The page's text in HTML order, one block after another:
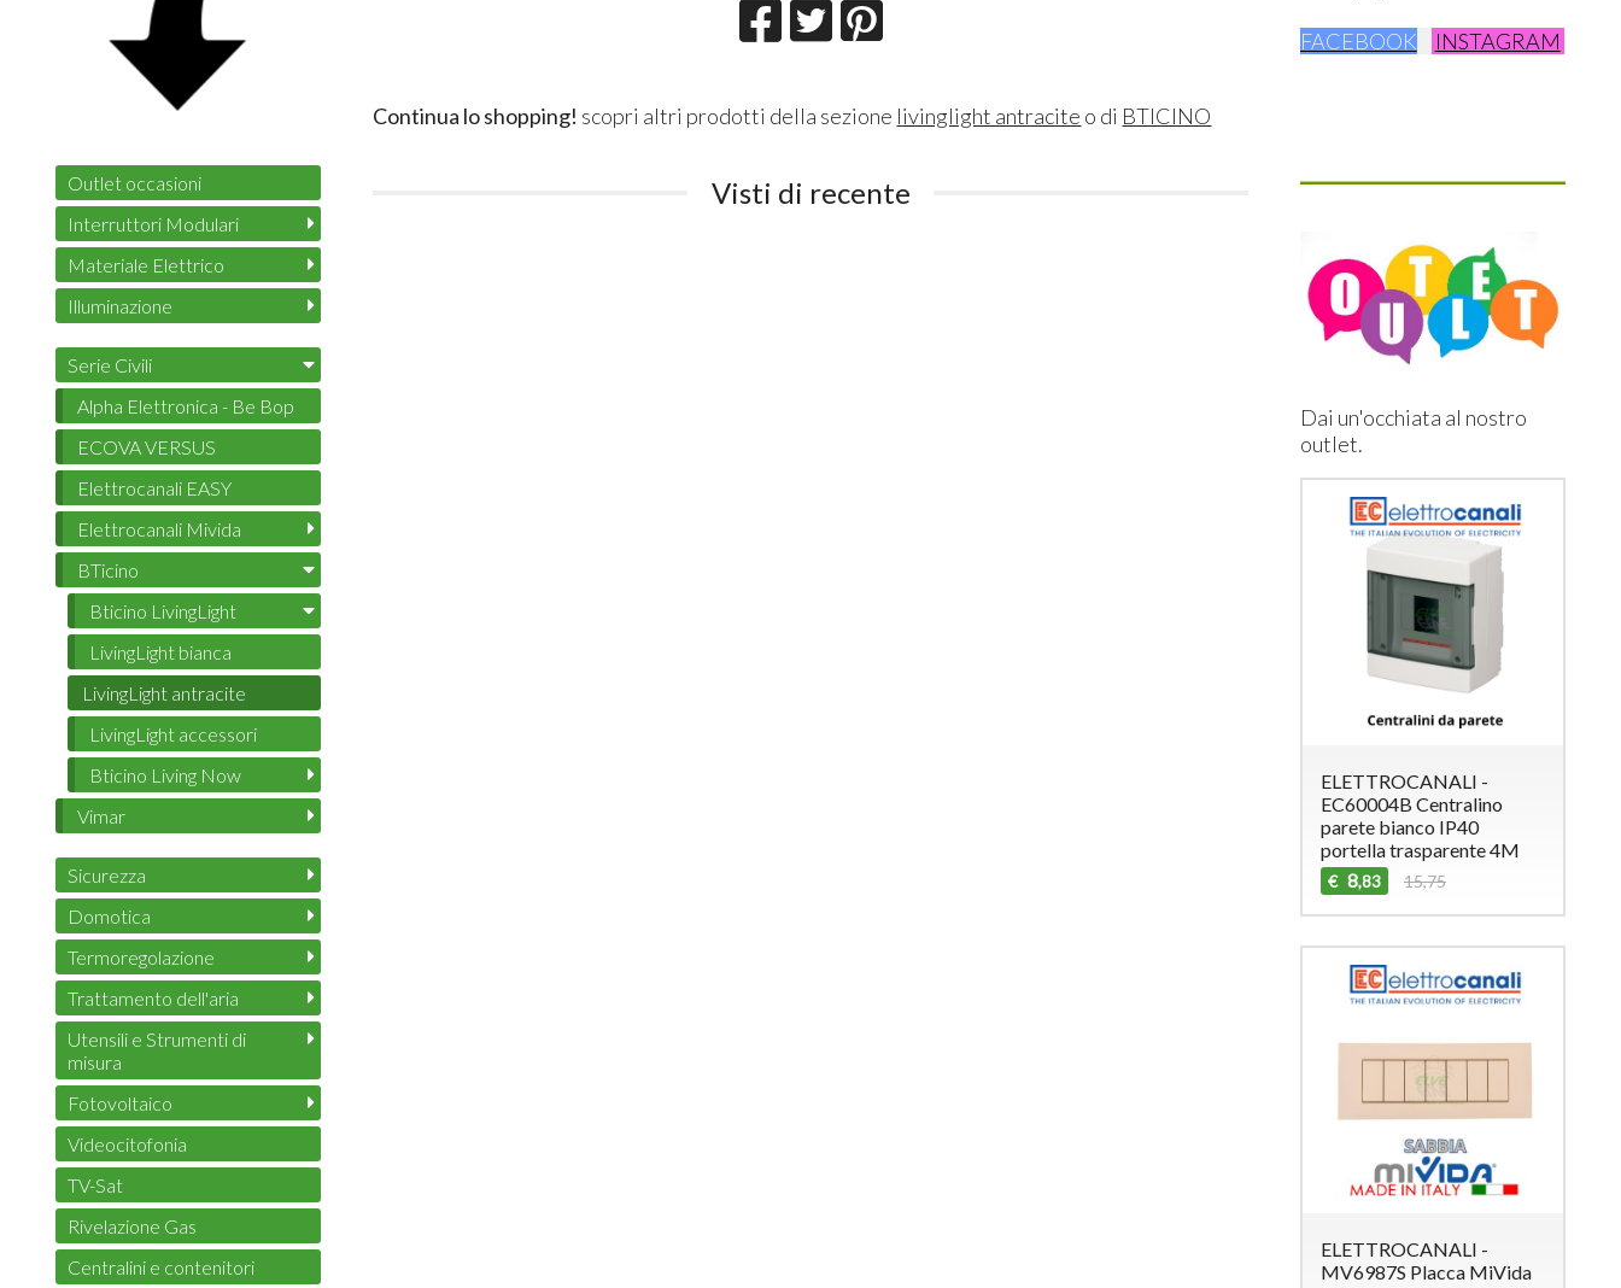
Continua lo shopping! scopri altri prodotti della sezione livinglight antracite o di BTICINO
Visti di recente
Outlet occasioni
Interruttori Modulari
Materiale Elettrico
Illuminazione
Serie Civili
Alpha Elettronica - Be Bop
ECOVA VERSUS
Elettrocanali EASY
Elettrocanali Mivida
BTicino
Bticino LivingLight
LivingLight bianca
LivingLight antracite
LivingLight accessori
Bticino Living Now
Vimar
Sicurezza
Domotica
Termoregolazione
Trattamento dell'aria
Utensili e Strumenti di
misura
Fotovoltaico
Videocitofonia
TV-Sat
Rivelazione Gas
Centralini e contenitori
FACEBOOK INSTAGRAM
Dai un'occhiata al nostro
outlet.
ELETTROCANALI -
EC60004B Centralino
parete bianco IP40
portella trasparente 4M
€ 8,83 15,75
ELETTROCANALI -
MV6987S Placca MiVida